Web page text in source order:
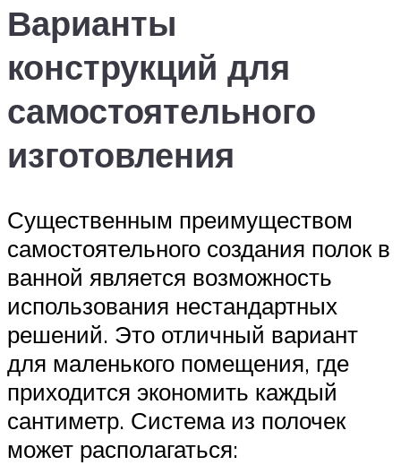
Варианты
конструкций для
самостоятельного
изготовления
Существенным преимуществом
самостоятельного создания полок в
ванной является возможность
использования нестандартных
решений. Это отличный вариант
для маленького помещения, где
приходится экономить каждый
сантиметр. Система из полочек
может располагаться: